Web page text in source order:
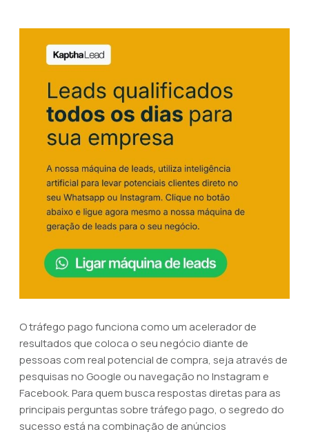
O tráfego pago funciona como um acelerador de
resultados que coloca o seu negócio diante de
pessoas com real potencial de compra, seja através de
pesquisas no Google ou navegação no Instagram e
Facebook. Para quem busca respostas diretas para as
principais perguntas sobre tráfego pago, o segredo do
sucesso está na combinação de anúncios